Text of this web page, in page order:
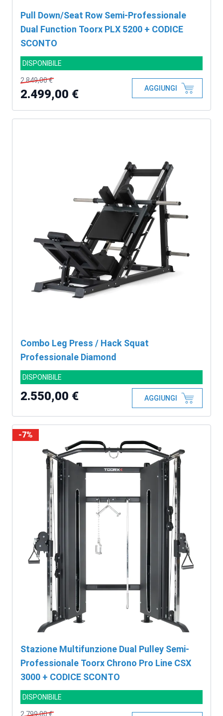
Pull Down/Seat Row Semi-Professionale
Dual Function Toorx PLX 5200 + CODICE
SCONTO
DISPONIBILE
2.849,00 €
2.499,00 € AGGIUNGI
Combo Leg Press / Hack Squat
Professionale Diamond
DISPONIBILE
2.550,00 € AGGIUNGI
Stazione Multifunzione Dual Pulley Semi-
Professionale Toorx Chrono Pro Line CSX
3000 + CODICE SCONTO
DISPONIBILE
-7%
2.799,00 €